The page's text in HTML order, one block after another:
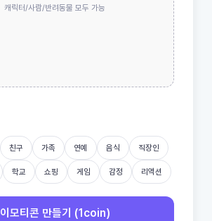
캐릭터/사람/반려동물 모두 가능
친구 가족 연예 음식 직장인
학교 쇼핑 게임 감정 리액션
이모티콘 만들기 (1coin)